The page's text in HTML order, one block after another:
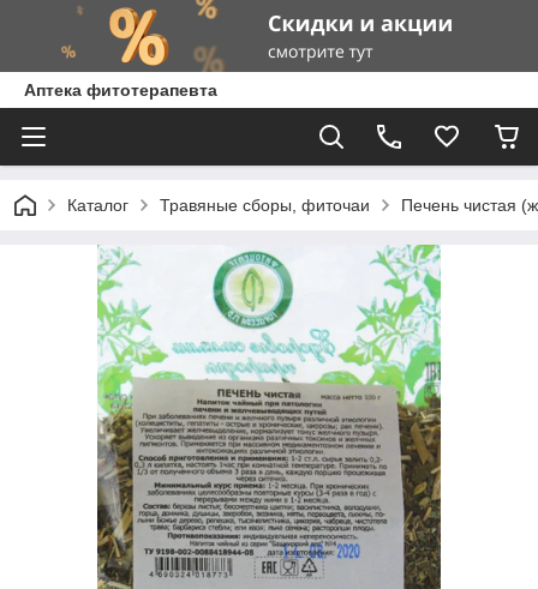
Аптека фитотерапевта
Каталог Травяные сборы, фиточаи Печень чистая